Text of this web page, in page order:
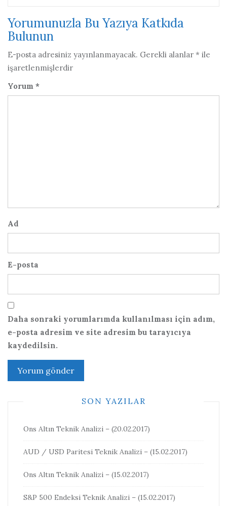
Yorumunuzla Bu Yazıya Katkıda
Bulunun
E-posta adresiniz yayınlanmayacak. Gerekli alanlar * ile
işaretlenmişlerdir
Yorum *
Ad
E-posta
Daha sonraki yorumlarımda kullanılması için adım,
e-posta adresim ve site adresim bu tarayıcıya
kaydedilsin.
SON YAZILAR
Ons Altın Teknik Analizi – (20.02.2017)
AUD / USD Paritesi Teknik Analizi – (15.02.2017)
Ons Altın Teknik Analizi – (15.02.2017)
S&P 500 Endeksi Teknik Analizi – (15.02.2017)